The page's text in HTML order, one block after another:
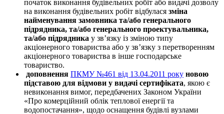
початок виконання будівельних робіт або видачі дозволу
на виконання будівельних робіт відбулася зміна
найменування замовника та/або генерального
підрядника, та/або генерального проектувальника,
та/або підрядника у зв’язку із зміною типу
акціонерного товариства або у зв’язку з перетворенням
акціонерного товариства в інше господарське
товариство.
доповнення ПКМУ №461 від 13.04.2011 року новою
підставою для відмови у видачі сертифіката, якою є
невиконання вимог, передбачених Законом України
«Про комерційний облік теплової енергії та
водопостачання», щодо оснащення будівлі вузлами